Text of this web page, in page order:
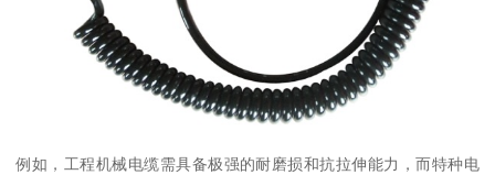
例如，工程机械电缆需具备极强的耐磨损和抗拉伸能力，而特种电